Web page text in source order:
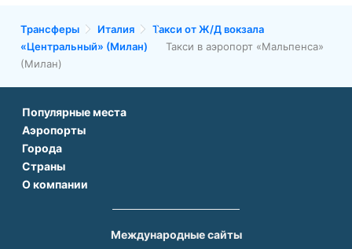
Трансферы Италия
Такси от Ж/Д вокзала
«Центральный» (Милан)
Такси в аэропорт «Мальпенса»
(Милан)
Популярные места
Аэропорт Подгорицы
Аэропорт Белграда
Аэропорт Дубая
Аэропорты
Аэропорт Антальи
Аэропорт Тбилиси
Аэропорт Барселоны
Города
Трансфер в Париже
Трансфер в Дубае
Трансфер в Риме
Трансфер в Белеке
Страны
Трансфер во Франции
Трансфер в Турции
Трансфер в Грузии
О компании
Международные сайты